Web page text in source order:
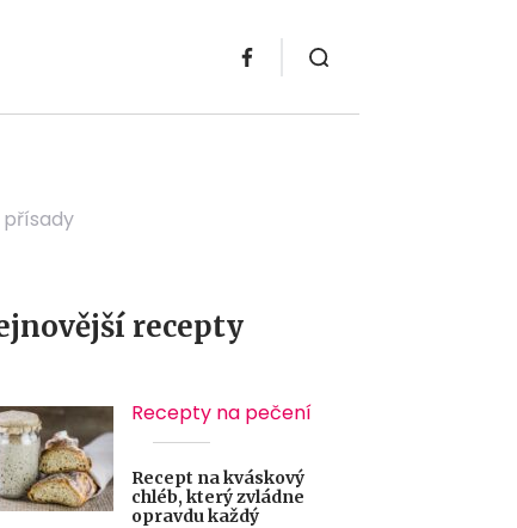
recepty
Recepty na pečení
Recept na kváskový
chléb, který zvládne
opravdu každý